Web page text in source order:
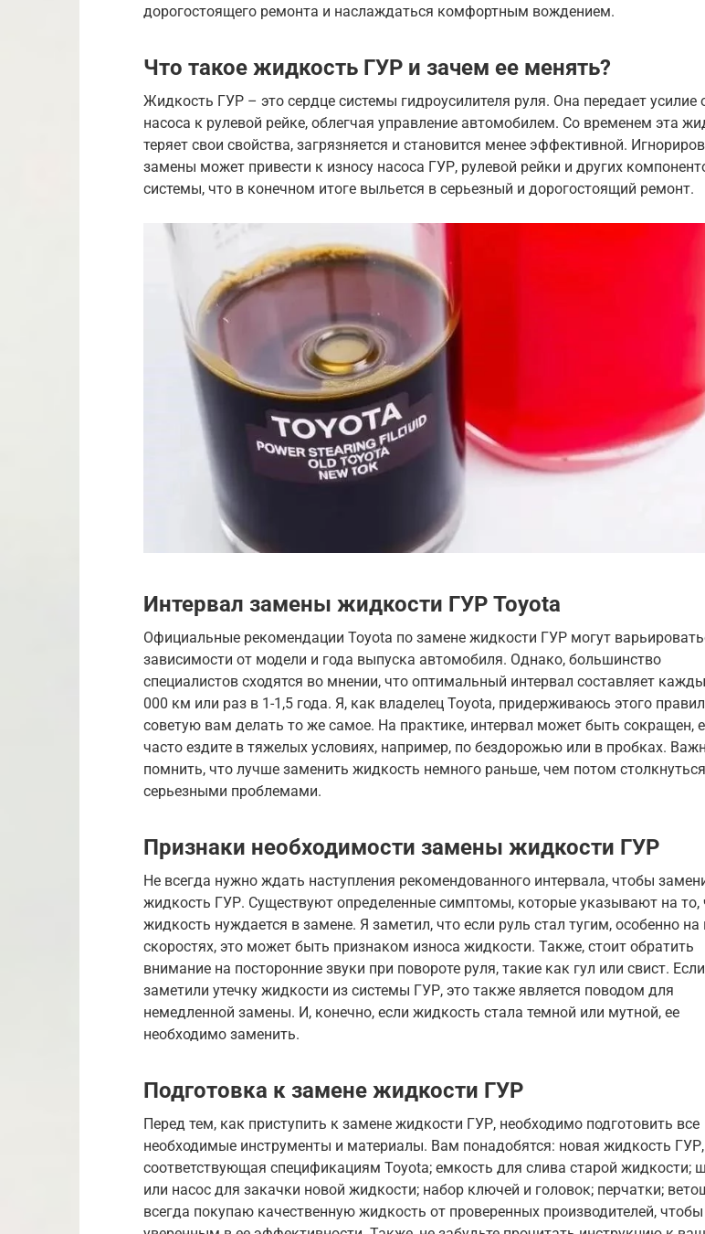
дорогостоящего ремонта и наслаждаться комфортным вождением.
Что такое жидкость ГУР и зачем ее менять?
Жидкость ГУР – это сердце системы гидроусилителя руля. Она передает усилие
насоса к рулевой рейке, облегчая управление автомобилем. Со временем эта
теряет свои свойства, загрязняется и становится менее эффективной.
замены может привести к износу насоса ГУР, рулевой рейки и других
системы, что в конечном итоге выльется в серьезный и дорогостоящий ремонт.
Интервал замены жидкости ГУР Toyota
Официальные рекомендации Toyota по замене жидкости ГУР могут
зависимости от модели и года выпуска автомобиля. Однако, большинство
специалистов сходятся во мнении, что оптимальный интервал составляет
000 км или раз в 1-1,5 года. Я, как владелец Toyota, придерживаюсь этого
советую вам делать то же самое. На практике, интервал может быть сокращен,
часто ездите в тяжелых условиях, например, по бездорожью или в пробках.
помнить, что лучше заменить жидкость немного раньше, чем потом
серьезными проблемами.
Признаки необходимости замены жидкости ГУР
Не всегда нужно ждать наступления рекомендованного интервала, чтобы
жидкость ГУР. Существуют определенные симптомы, которые указывают на то,
жидкость нуждается в замене. Я заметил, что если руль стал тугим, особенно на
скоростях, это может быть признаком износа жидкости. Также, стоит обратить
внимание на посторонние звуки при повороте руля, такие как гул или свист.
заметили утечку жидкости из системы ГУР, это также является поводом для
немедленной замены. И, конечно, если жидкость стала темной или мутной, ее
необходимо заменить.
Подготовка к замене жидкости ГУР
Перед тем, как приступить к замене жидкости ГУР, необходимо подготовить все
необходимые инструменты и материалы. Вам понадобятся: новая жидкость ГУР,
соответствующая спецификациям Toyota; емкость для слива старой жидкости;
или насос для закачки новой жидкости; набор ключей и головок; перчатки;
всегда покупаю качественную жидкость от проверенных производителей,